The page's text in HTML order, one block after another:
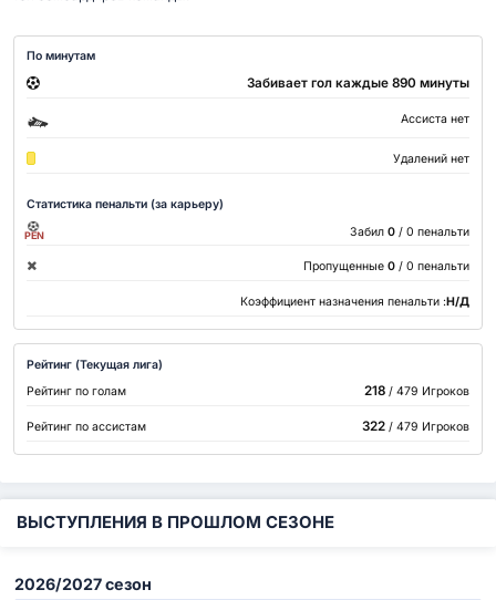
По минутам
Забивает гол каждые 890 минуты
Ассиста нет
Удалений нет
Статистика пенальти (за карьеру)
PEN Забил 0 / 0 пенальти
Пропущенные 0 / 0 пенальти
Коэффициент назначения пенальти :Н/Д
Рейтинг (Текущая лига)
Рейтинг по голам
218/ 479 Игроков
Рейтинг по ассистам 322/ 479 Игроков
ВЫСТУПЛЕНИЯ В ПРОШЛОМ СЕЗОНЕ
2026/2027 сезон